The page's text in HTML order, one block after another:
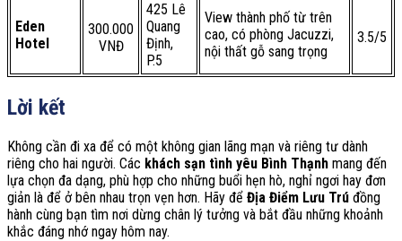
Eden
Hotel
300.000
VNĐ
425 Lê
Quang
Định,
P.5
View thành phố từ trên
cao, có phòng Jacuzzi,
nội thất gỗ sang trọng
3.5/5
Lời kết
Không cần đi xa để có một không gian lãng mạn và riêng tư dành
riêng cho hai người. Các khách sạn tình yêu Bình Thạnh mang đến
lựa chọn đa dạng, phù hợp cho những buổi hẹn hò, nghỉ ngơi hay đơn
giản là để ở bên nhau trọn vẹn hơn. Hãy để Địa Điểm Lưu Trú đồng
hành cùng bạn tìm nơi dừng chân lý tưởng và bắt đầu những khoảnh
khắc đáng nhớ ngay hôm nay.